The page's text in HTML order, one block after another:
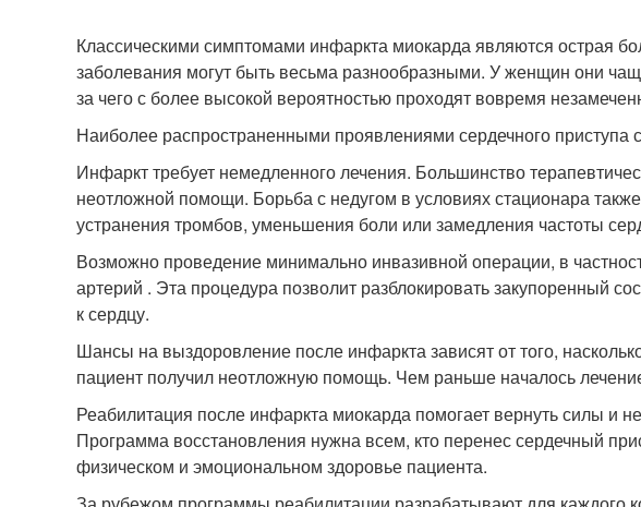
Классическими симптомами инфаркта миокарда являются острая
заболевания могут быть весьма разнообразными. У женщин они
за чего с более высокой вероятностью проходят вовремя
Наиболее распространенными проявлениями сердечного приступа
Инфаркт требует немедленного лечения. Большинство
неотложной помощи. Борьба с недугом в условиях стационара
устранения тромбов, уменьшения боли или замедления частоты
Возможно проведение минимально инвазивной операции, в
артерий . Эта процедура позволит разблокировать закупоренный
к сердцу.
Шансы на выздоровление после инфаркта зависят от того,
пациент получил неотложную помощь. Чем раньше началось
Реабилитация после инфаркта миокарда помогает вернуть силы и
Программа восстановления нужна всем, кто перенес сердечный
физическом и эмоциональном здоровье пациента.